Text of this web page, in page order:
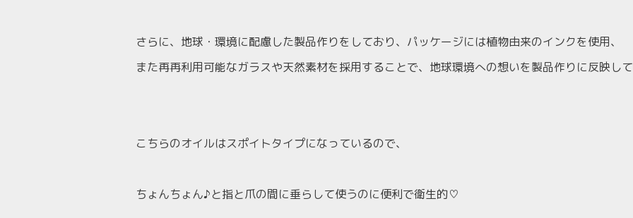
さらに、地球・環境に配慮した製品作りをしており、パッケージには植物由来のインクを使用、
また再再利用可能なガラスや天然素材を採用することで、地球環境への想いを製品作りに反映して
こちらのオイルはスポイトタイプになっているので、
ちょんちょん♪と指と爪の間に垂らして使うのに便利で衛生的♡